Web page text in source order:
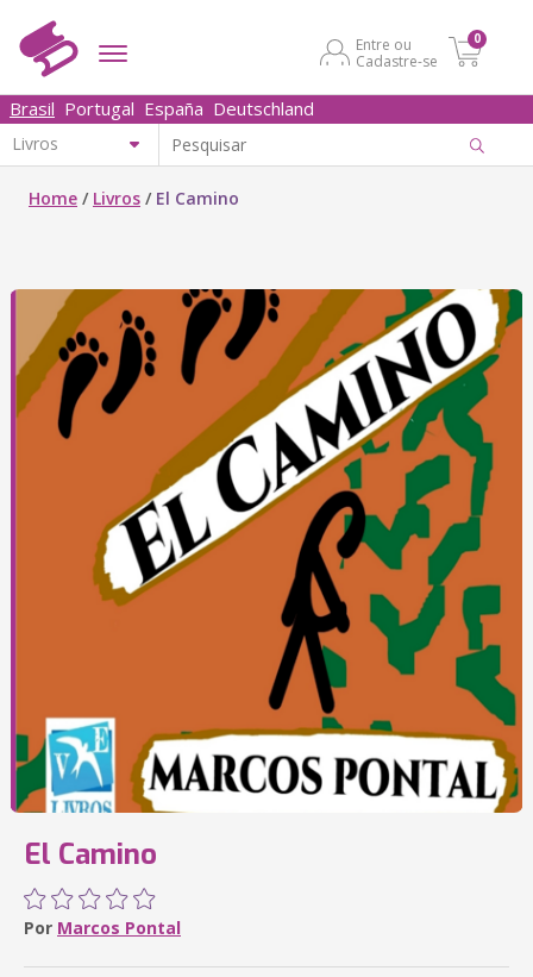
Entre ou
Cadastre-se
0
Brasil Portugal España Deutschland
Home / Livros / El Camino
El Camino
Por Marcos Pontal